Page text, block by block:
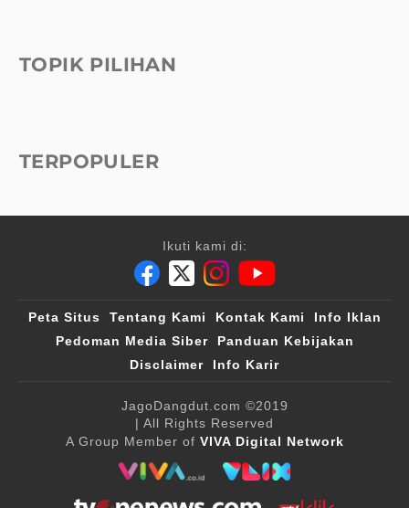
TOPIK PILIHAN
TERPOPULER
Ikuti kami di:
Peta Situs Tentang Kami Kontak Kami
Info Iklan
Pedoman Media Siber
Panduan Kebijakan
Disclaimer
Info Karir
JagoDangdut.com ©2019
| All Rights Reserved
A Group Member of VIVA Digital Network